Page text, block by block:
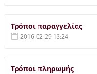
Τρόποι παραγγελίας
2016-02-29 13:24
Τρόποι πληρωμής